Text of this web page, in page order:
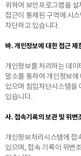
위하여 보안프로그램을
접근이 통제된 구역에 시
차단하고 있습니다.
바. 개인정보에 대한 접근 제
개인정보를 처리하는 데
말소를 통하여 개인정보
있으며 침입차단시스템을
있습니다.
사. 접속기록의 보관 및 위변
개인정보처리시스템에 접
있으며, 접속 기록이 위변